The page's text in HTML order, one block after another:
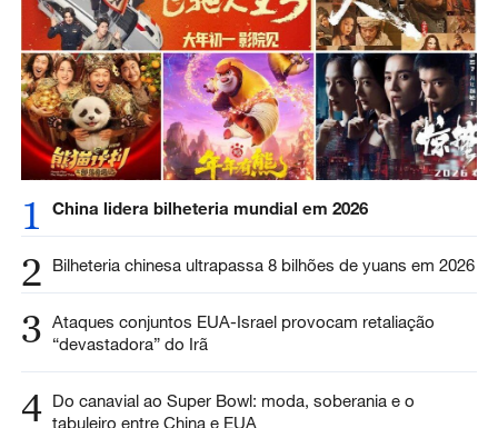
1 China lidera bilheteria mundial em 2026
2 Bilheteria chinesa ultrapassa 8 bilhões de yuans em 2026
3 Ataques conjuntos EUA-Israel provocam retaliação
“devastadora” do Irã
4 Do canavial ao Super Bowl: moda, soberania e o
tabuleiro entre China e EUA